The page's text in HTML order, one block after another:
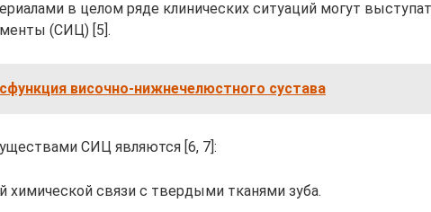
в целом ряде клинических ситуаций могут
(СИЦ) [5].
височно-нижнечелюстного сустава
СИЦ являются [6, 7]:
химической связи с твердыми тканями зуба.